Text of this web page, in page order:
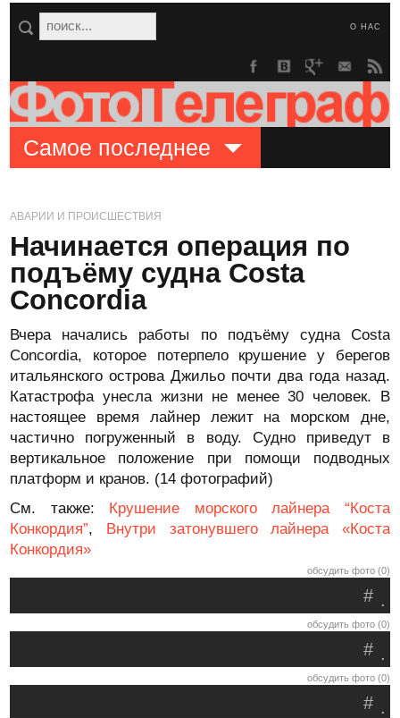
О НАС
Самое последнее
АВАРИИ И ПРОИСШЕСТВИЯ
Начинается операция по
подъёму судна Costa
Concordia
Вчера начались работы по подъёму судна Costa
Concordia, которое потерпело крушение у берегов
итальянского острова Джильо почти два года назад.
Катастрофа унесла жизни не менее 30 человек. В
настоящее время лайнер лежит на морском дне,
частично погруженный в воду. Судно приведут в
вертикальное положение при помощи подводных
платформ и кранов. (14 фотографий)
См. также: Крушение морского лайнера “Коста
Конкордия”, Внутри затонувшего лайнера «Коста
Конкордия»
обсудить фото (0)
.
#
обсудить фото (0)
.
#
обсудить фото (0)
.
#